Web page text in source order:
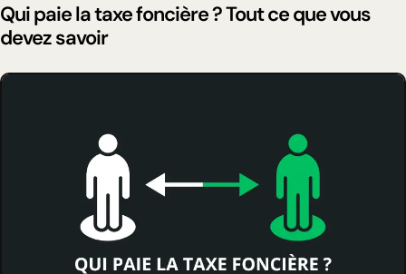
Qui paie la taxe foncière ? Tout ce que vous
devez savoir